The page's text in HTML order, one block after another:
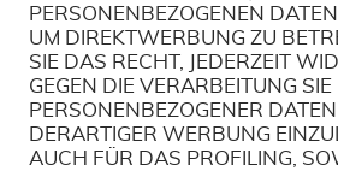
PERSONENBEZOGENEN
UM DIREKTWERBUNG ZU
SIE DAS RECHT, JEDERZEIT
GEGEN DIE VERARBEITUNG
PERSONENBEZOGENER
DERARTIGER WERBUNG
AUCH FÜR DAS PROFILING,